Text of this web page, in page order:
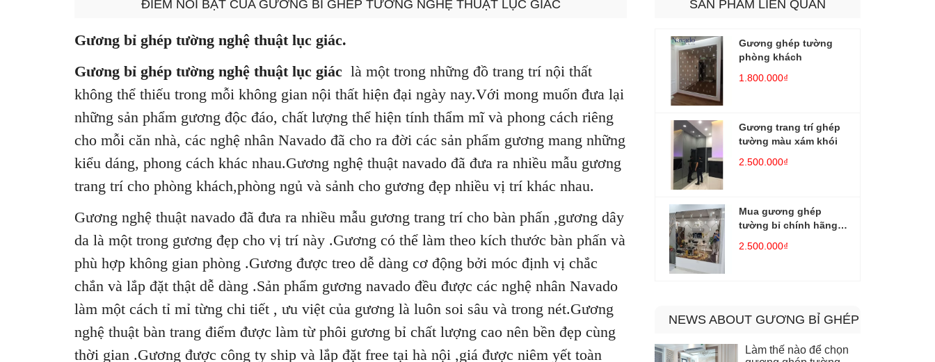
ĐIỂM NỔI BẬT CỦA GƯƠNG BỈ GHÉP TƯỜNG NGHỆ THUẬT LỤC GIÁC
Gương bỉ ghép tường nghệ thuật lục giác.
Gương bỉ ghép tường nghệ thuật lục giác là một trong những đồ trang trí nội thất
không thể thiếu trong mỗi không gian nội thất hiện đại ngày nay.Với mong muốn đưa lại
những sản phẩm gương độc đáo, chất lượng thể hiện tính thẩm mĩ và phong cách riêng
cho mỗi căn nhà, các nghệ nhân Navado đã cho ra đời các sản phẩm gương mang những
kiểu dáng, phong cách khác nhau.Gương nghệ thuật navado đã đưa ra nhiều mẫu gương
trang trí cho phòng khách,phòng ngủ và sảnh cho gương đẹp nhiều vị trí khác nhau.
Gương nghệ thuật navado đã đưa ra nhiều mẫu gương trang trí cho bàn phấn ,gương dây
da là một trong gương đẹp cho vị trí này .Gương có thể làm theo kích thước bàn phấn và
phù hợp không gian phòng .Gương được treo dễ dàng cơ động bởi móc định vị chắc
chắn và lắp đặt thật dễ dàng .Sản phẩm gương navado đều được các nghệ nhân Navado
làm một cách tỉ mỉ từng chi tiết , ưu việt của gương là luôn soi sâu và trong nét.Gương
nghệ thuật bàn trang điểm được làm từ phôi gương bỉ chất lượng cao nên bền đẹp cùng
thời gian .Gương được công ty ship và lắp đặt free tại hà nội ,giá được niêm yết toàn
SẢN PHẨM LIÊN QUAN
Gương ghép tường
phòng khách
1.800.000₫
Gương trang trí ghép
tường màu xám khói
2.500.000₫
Mua gương ghép
tường bỉ chính hãng
2.500.000₫
NEWS ABOUT GƯƠNG BỈ GHÉP TƯỜNG
Làm thế nào để chọn